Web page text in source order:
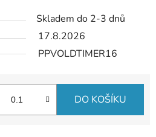
Skladem do 2-3 dnů
17.8.2026
PPVOLDTIMER16
DO KOŠÍKU